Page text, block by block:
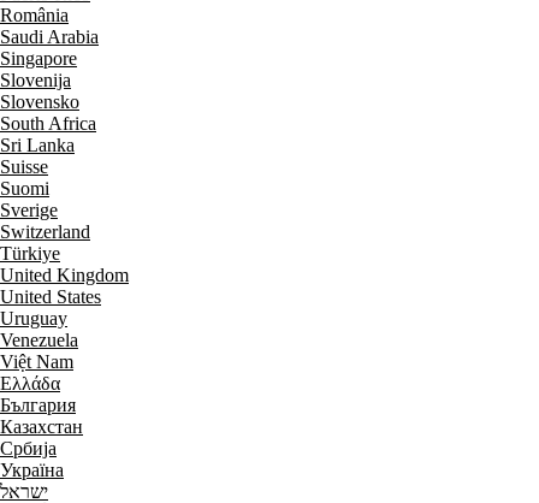
România
Saudi Arabia
Singapore
Slovenija
Slovensko
South Africa
Sri Lanka
Suisse
Suomi
Sverige
Switzerland
Türkiye
United Kingdom
United States
Uruguay
Venezuela
Việt Nam
Ελλάδα
България
Казахстан
Србија
Україна
ישראל